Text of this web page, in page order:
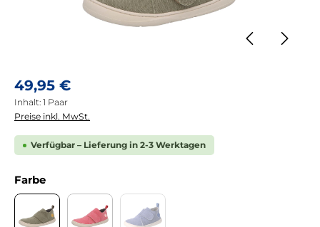
Regulärer Preis:
49,95 €
Inhalt: 1 Paar
Preise inkl. MwSt.
Verfügbar – Lieferung in 2-3 Werktagen
Farbeauswählen